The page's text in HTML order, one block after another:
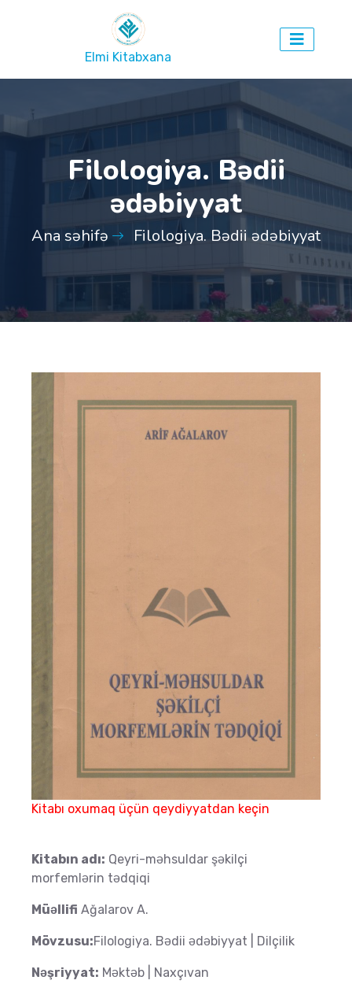
Elmi Kitabxana
Filologiya. Bədii
ədəbiyyat
Ana səhifə Filologiya. Bədii ədəbiyyat
Kitabı oxumaq üçün qeydiyyatdan keçin
Kitabın adı: Qeyri-məhsuldar şəkilçi
morfemlərin tədqiqi
Müəllifi Ağalarov A.
Mövzusu:Filologiya. Bədii ədəbiyyat | Dilçilik
Nəşriyyat: Məktəb | Naxçıvan